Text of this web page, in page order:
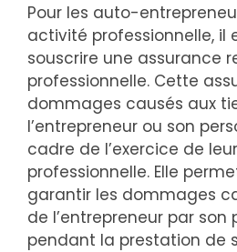
Pour les auto-
activité professionnelle, il
souscrire une assurance
professionnelle. Cette
dommages causés aux
l’entrepreneur ou son
cadre de l’exercice de
professionnelle. Elle
garantir les dommages
de l’entrepreneur par son
pendant la prestation de